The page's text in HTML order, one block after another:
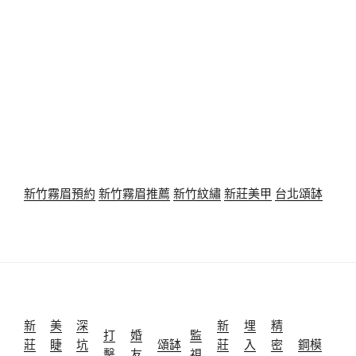
新竹霧眉預約 新竹霧眉推薦 新竹紋繡新莊美甲 台北頌缽
新
莊
美
睫
深
坑
打
婚
頌缽
監
新
莊
埋
入
精
密
鋼模